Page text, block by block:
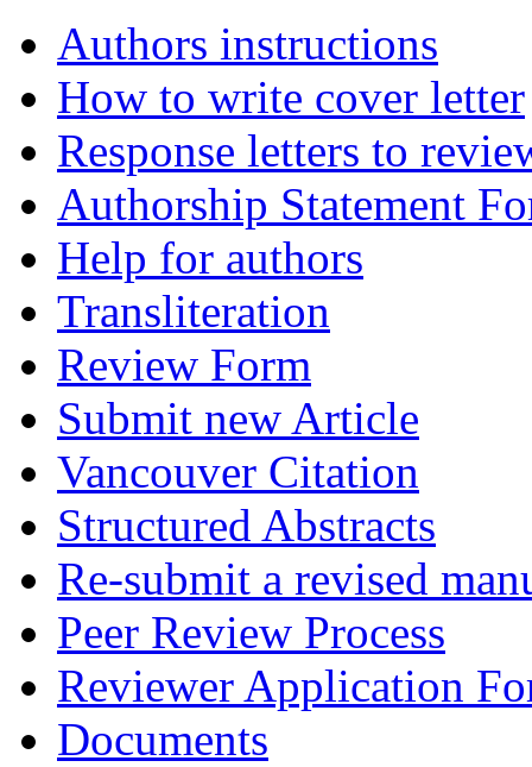
Authors instructions
How to write cover letter
Response letters to
Authorship Statement
Help for authors
Transliteration
Review Form
Submit new Article
Vancouver Citation
Structured Abstracts
Re-submit a revised
Peer Review Process
Reviewer Application
Documents